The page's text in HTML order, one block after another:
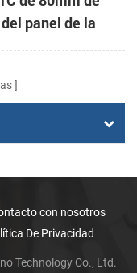
panel de la
térmica por
venta
con nosotros
De Privacidad
Technology Co., Ltd.